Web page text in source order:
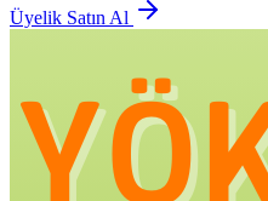
Üyelik Satın Al